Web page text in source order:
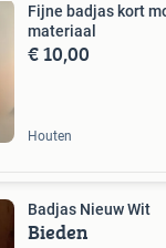
Fijne badjas kort
materiaal
€ 10,00
Houten
Badjas Nieuw Wit
Bieden